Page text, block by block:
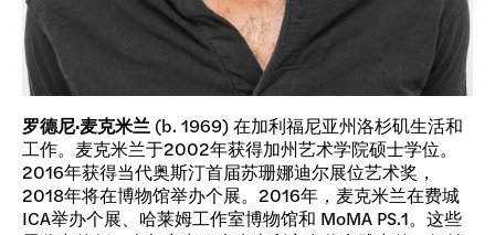
罗德尼·麦克米兰 (b. 1969) 在加利福尼亚州洛杉矶生活和
工作。麦克米兰于2002年获得加州艺术学院硕士学位。
2016年获得当代奥斯汀首届苏珊娜迪尔展位艺术奖，
2018年将在博物馆举办个展。2016年，麦克米兰在费城
ICA举办个展、哈莱姆工作室博物馆和 MoMA PS.1。这些